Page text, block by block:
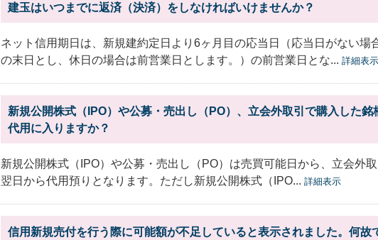
建玉はいつまでに返済（決済）をしなければいけませんか？
ネット信用期日は、新規建約定日より6ヶ月目の応当日（応当日がない場
の末日とし、休日の場合は前営業日とします。）の前営業日とな... 詳細表示
新規公開株式（IPO）や公募・売出し（PO）、立会外取引で購入した銘
代用に入りますか？
新規公開株式（IPO）や公募・売出し（PO）は売買可能日から、立会外
翌日から代用預りとなります。ただし新規公開株式（IPO... 詳細表示
信用新規売付を行う際に可能額が不足していると表示されました。何故